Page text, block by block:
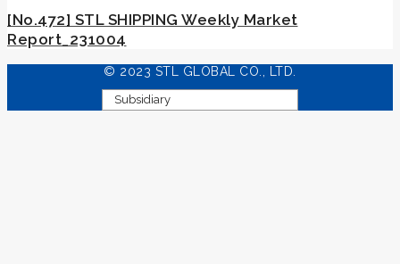
[No.472] STL SHIPPING Weekly Market
Report_231004
© 2023 STL GLOBAL CO., LTD.